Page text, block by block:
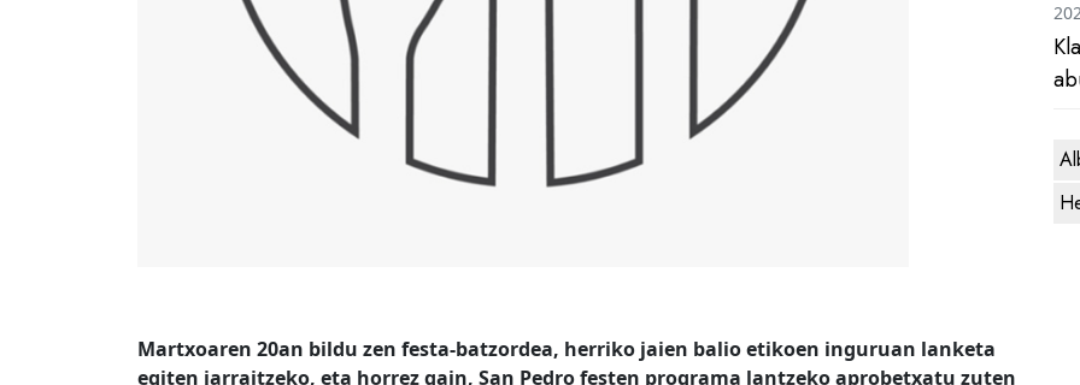
Martxoaren 20an bildu zen festa-batzordea, herriko jaien balio etikoen inguruan lanketa
egiten jarraitzeko, eta horrez gain, San Pedro festen programa lantzeko aprobetxatu zuten